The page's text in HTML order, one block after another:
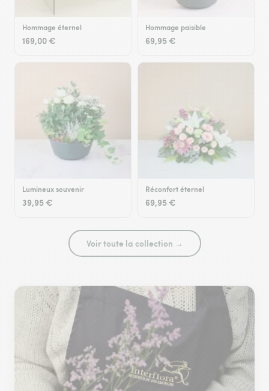
Hommage éternel
169,00 €
Hommage paisible
69,95 €
Lumineux souvenir
39,95 €
Réconfort éternel
69,95 €
Voir toute la collection →